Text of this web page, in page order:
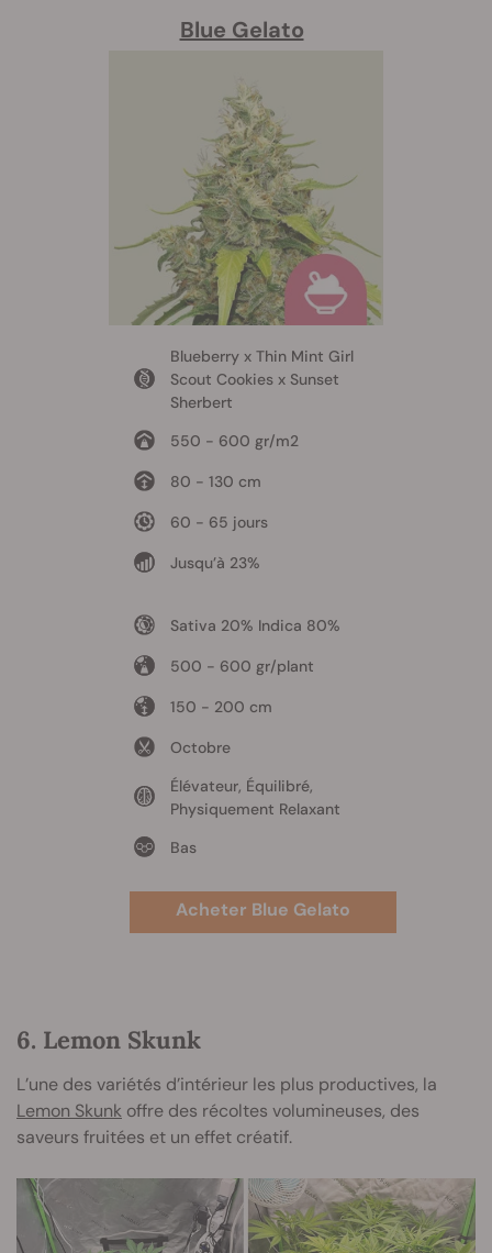
Blue Gelato
Blueberry x Thin Mint Girl
Scout Cookies x Sunset
Sherbert
550 - 600 gr/m2
80 - 130 cm
60 - 65 jours
Jusqu’à 23%
Sativa 20% Indica 80%
500 - 600 gr/plant
150 - 200 cm
Octobre
Élévateur, Équilibré,
Physiquement Relaxant
Bas
Acheter Blue Gelato
6. Lemon Skunk
L’une des variétés d’intérieur les plus productives, la
Lemon Skunk offre des récoltes volumineuses, des
saveurs fruitées et un effet créatif.